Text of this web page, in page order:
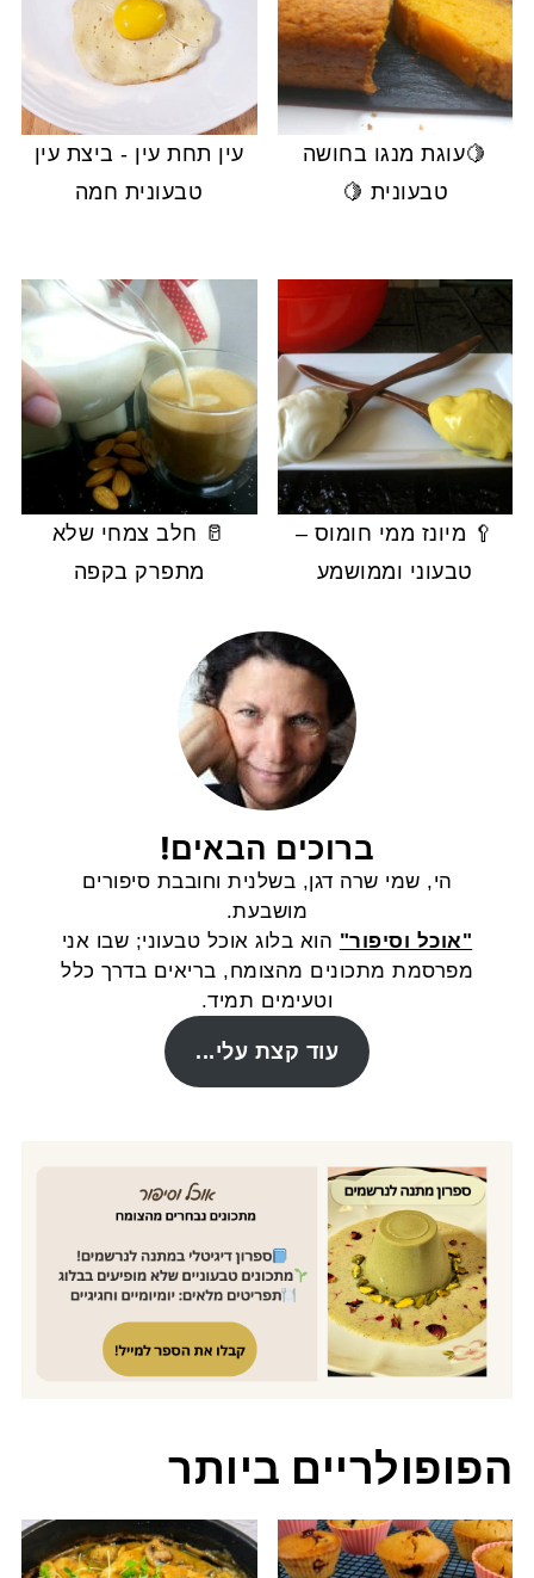
🍋עוגת מנגו בחושה
טבעונית 🍋
עין תחת עין - ביצת עין
טבעונית חמה
🥄 מיונז ממי חומוס –
טבעוני וממושמע
🥛 חלב צמחי שלא
מתפרק בקפה
ברוכים הבאים!
הי, שמי שרה דגן, בשלנית וחובבת סיפורים
מושבעת.
"אוכל וסיפור" הוא בלוג אוכל טבעוני; שבו אני
מפרסמת מתכונים מהצומח, בריאים בדרך כלל
וטעימים תמיד.
עוד קצת עלי...
הפופולריים ביותר